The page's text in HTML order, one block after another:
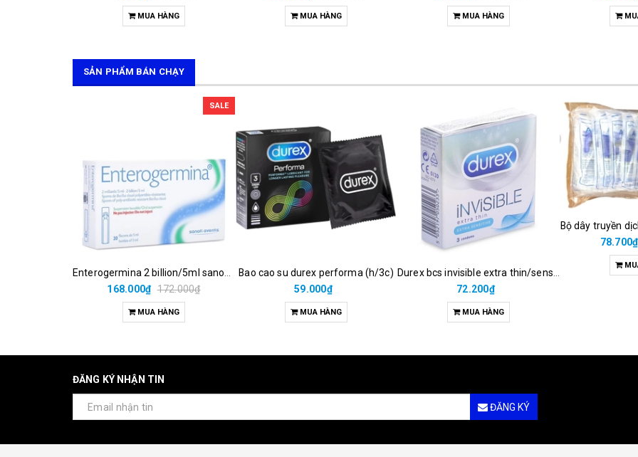
MUA HÀNG MUA HÀNG MUA HÀNG
SẢN PHẨM BÁN CHẠY
SALE
168.000₫ 172.000₫
MUA HÀNG
Bao cao su durex performa (h/3c)
59.000₫
MUA HÀNG
72.200₫
MUA HÀNG
Bộ dây truyền
78.700₫
ĐĂNG KÝ NHẬN TIN
ĐĂNG KÝ